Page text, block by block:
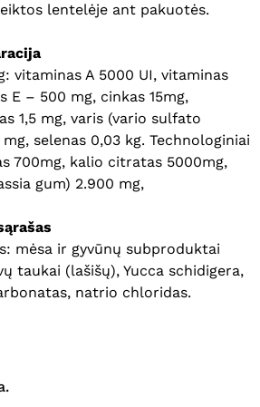
Eiti Į Parduotuvę
lentelėje ant pakuotės.
vitaminas A 5000 UI, vitaminas
E – 500 mg, cinkas 15mg,
1,5 mg, varis (vario sulfato
selenas 0,03 kg. Technologiniai
700mg, kalio citratas 5000mg,
gum) 2.900 mg,
mėsa ir gyvūnų subproduktai
taukai (lašišų), Yucca schidigera,
natrio chloridas.